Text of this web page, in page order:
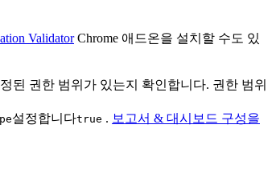
ValidatorChrome 애드온을 설치할 수도 있
된 권한 범위가 있는지 확인합니다. 권한 범위
설정합니다true . 보고서 & 대시보드 구성을